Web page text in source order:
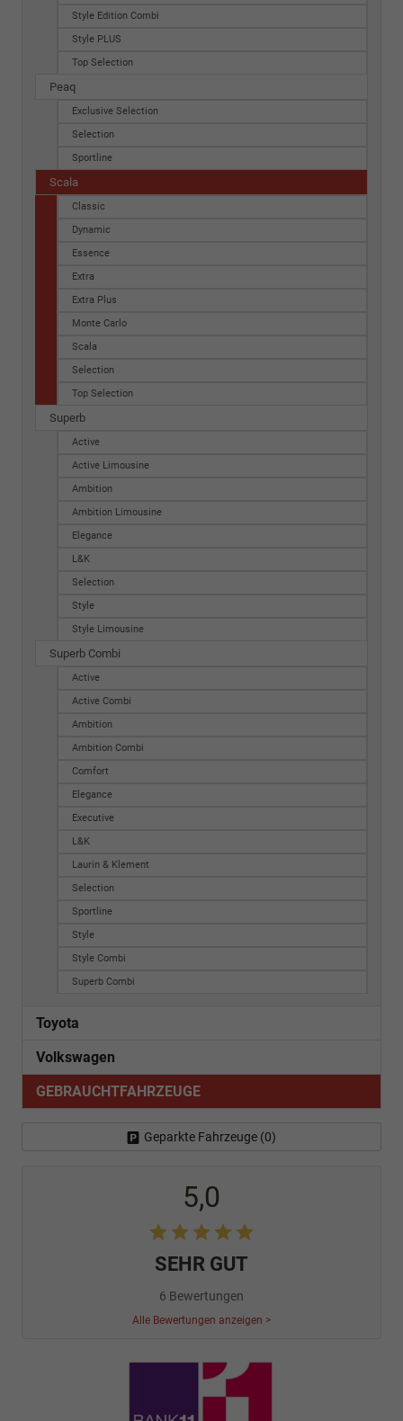
Style Edition Combi
Style PLUS
Top Selection
Peaq
Exclusive Selection
Selection
Sportline
Scala
Classic
Dynamic
Essence
Extra
Extra Plus
Monte Carlo
Scala
Selection
Top Selection
Superb
Active
Active Limousine
Ambition
Ambition Limousine
Elegance
L&K
Selection
Style
Style Limousine
Superb Combi
Active
Active Combi
Ambition
Ambition Combi
Comfort
Elegance
Executive
L&K
Laurin & Klement
Selection
Sportline
Style
Style Combi
Superb Combi
Toyota
Volkswagen
GEBRAUCHTFAHRZEUGE
Geparkte Fahrzeuge (0)
5,0
SEHR GUT
6 Bewertungen
Alle Bewertungen anzeigen >